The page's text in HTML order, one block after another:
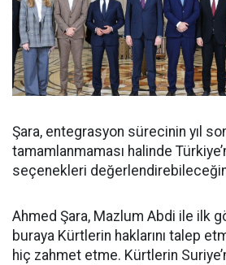
Şara, entegrasyon sürecinin yıl
tamamlanmaması halinde
seçenekleri
Ahmed Şara, Mazlum Abdi ile ilk
buraya Kürtlerin haklarını talep
hiç zahmet etme. Kürtlerin